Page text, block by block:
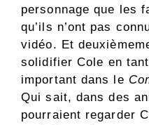
personnage que les
qu’ils n’ont pas
vidéo. Et
solidifier Cole en
important dans le
Qui sait, dans des
pourraient regarder